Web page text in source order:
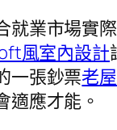
就業市場實
風室內設計
一張鈔票老
適應才能。